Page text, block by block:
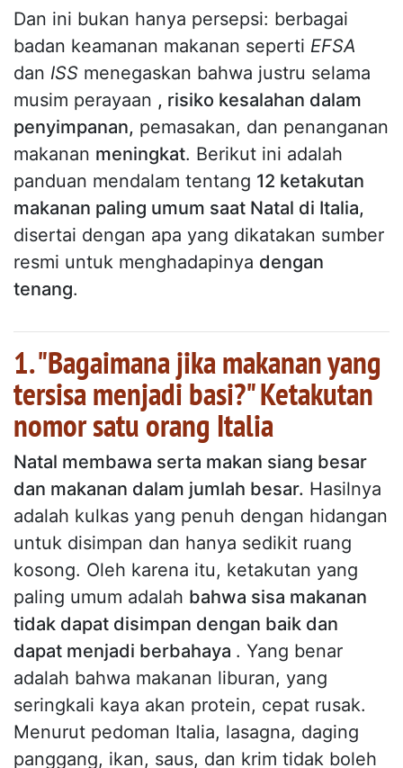
Dan ini bukan hanya persepsi: berbagai
badan keamanan makanan seperti EFSA
dan ISS menegaskan bahwa justru selama
musim perayaan , risiko kesalahan dalam
penyimpanan, pemasakan, dan penanganan
makanan meningkat. Berikut ini adalah
panduan mendalam tentang 12 ketakutan
makanan paling umum saat Natal di Italia,
disertai dengan apa yang dikatakan sumber
resmi untuk menghadapinya dengan
tenang.
1. "Bagaimana jika makanan yang
tersisa menjadi basi?" Ketakutan
nomor satu orang Italia
Natal membawa serta makan siang besar
dan makanan dalam jumlah besar. Hasilnya
adalah kulkas yang penuh dengan hidangan
untuk disimpan dan hanya sedikit ruang
kosong. Oleh karena itu, ketakutan yang
paling umum adalah bahwa sisa makanan
tidak dapat disimpan dengan baik dan
dapat menjadi berbahaya . Yang benar
adalah bahwa makanan liburan, yang
seringkali kaya akan protein, cepat rusak.
Menurut pedoman Italia, lasagna, daging
panggang, ikan, saus, dan krim tidak boleh